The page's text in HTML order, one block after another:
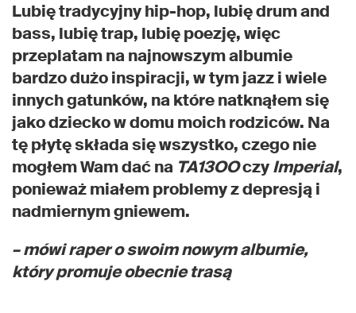
Lubię tradycyjny hip-hop, lubię drum and
bass, lubię trap, lubię poezję, więc
przeplatam na najnowszym albumie
bardzo dużo inspiracji, w tym jazz i wiele
innych gatunków, na które natknąłem się
jako dziecko w domu moich rodziców. Na
tę płytę składa się wszystko, czego nie
mogłem Wam dać na TA13OOczyImperial,
ponieważ miałem problemy z depresją i
nadmiernym gniewem.
– mówi raper o swoim nowym albumie,
który promuje obecnie trasą